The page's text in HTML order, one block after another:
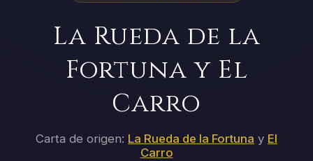
La Rueda de la
Fortuna y El
Carro
Carta de origen: La Rueda de la Fortuna y El
Carro